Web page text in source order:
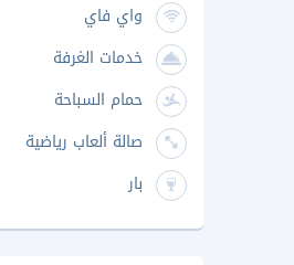
واي فاي
خدمات الغرفة
حمام السباحة
صالة ألعاب رياضية
بار